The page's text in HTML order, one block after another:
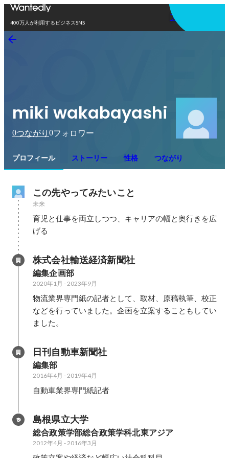
400万人が利用するビジネスSNS
アプリを使う
miki wakabayashi
0つながり 0フォロワー
プロフィール ストーリー 性格 つながり
この先やってみたいこと
未来
育児と仕事を両立しつつ、キャリアの幅と奥行きを広
げる
株式会社輸送経済新聞社
編集企画部
2020年1月 -2023年9月
物流業界専門紙の記者として、取材、原稿執筆、校正
などを行っていました。企画を立案することもしてい
ました。
日刊自動車新聞社
編集部
2016年4月 -2019年4月
自動車業界専門紙記者
島根県立大学
総合政策学部総合政策学科北東アジア
2012年4月 -2016年3月